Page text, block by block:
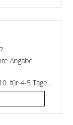
Angabe
für 4-5 Tage'.